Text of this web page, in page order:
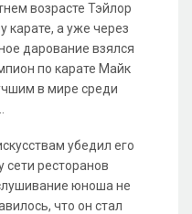
возрасте Тэйлор
карате, а уже через
дарование взялся
по карате Майк
в мире среди
убедил его
сети ресторанов
юноша не
что он стал